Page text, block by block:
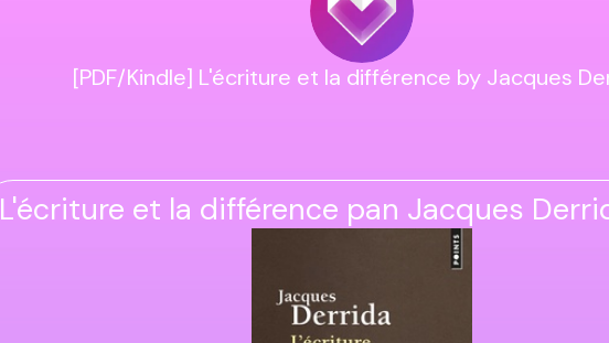
[PDF/Kindle] L'écriture et la différence by Jacques
L'écriture et la différence pan Jacques